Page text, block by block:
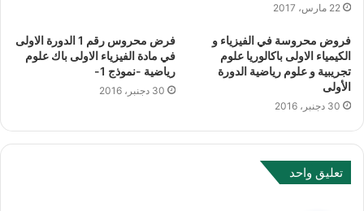
22 مارس، 2017
فروض محروسة في الفيزياء و
الكيمياء الاولى باكالوريا علوم
تجريبية و علوم رياضية الدورة
الأولى
30 دجنبر، 2016
فرض محروس رقم 1 الدورة الاولى
في مادة الفيزياء الاولى باك علوم
رياضية -نموذج 1-
30 دجنبر، 2016
تعليق واحد